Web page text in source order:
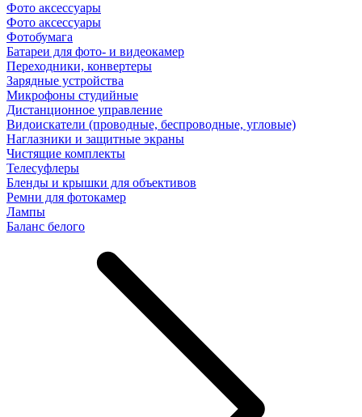
Фото аксессуары
Фото аксессуары
Фотобумага
Батареи для фото- и видеокамер
Переходники, конвертеры
Зарядные устройства
Микрофоны студийные
Дистанционное управление
Видоискатели (проводные, беспроводные, угловые)
Наглазники и защитные экраны
Чистящие комплекты
Телесуфлеры
Бленды и крышки для объективов
Ремни для фотокамер
Лампы
Баланс белого